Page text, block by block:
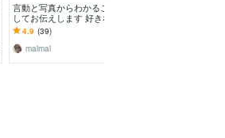
言動と写真からわかることを分析
してお伝えします 好きな人の人
となりを冷静に知りたい、見つめ
たいという方に
4.9 (39)
malmal